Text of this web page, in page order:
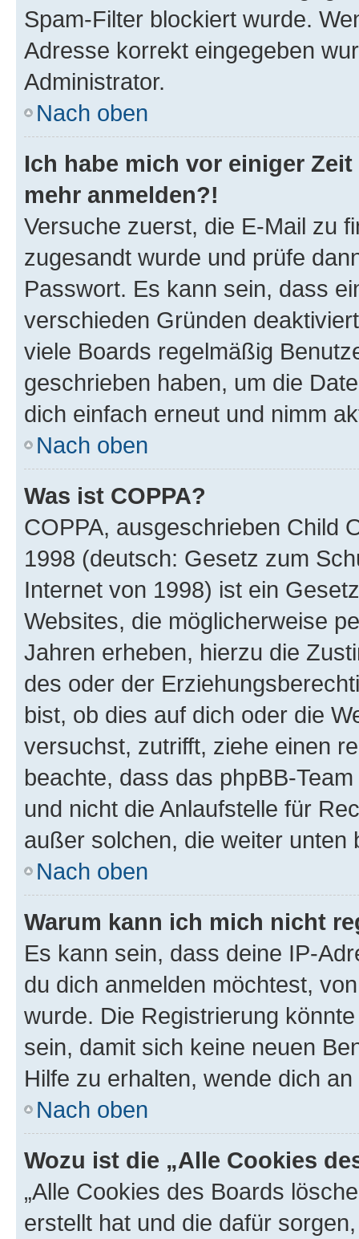
Spam-Filter blockiert wurde.
Adresse korrekt eingegeben
Administrator.
Nach oben
Ich habe mich vor einiger
mehr anmelden?!
Versuche zuerst, die E-Mail zu
zugesandt wurde und prüfe
Passwort. Es kann sein, dass
verschieden Gründen
viele Boards regelmäßig
geschrieben haben, um die
dich einfach erneut und nimm
Nach oben
Was ist COPPA?
COPPA, ausgeschrieben Child
1998 (deutsch: Gesetz zum
Internet von 1998) ist ein
Websites, die möglicherweise
Jahren erheben, hierzu die
des oder der
bist, ob dies auf dich oder die
versuchst, zutrifft, ziehe einen
beachte, dass das phpBB-
und nicht die Anlaufstelle für
außer solchen, die weiter unten
Nach oben
Warum kann ich mich nicht
Es kann sein, dass deine IP-
du dich anmelden möchtest,
wurde. Die Registrierung
sein, damit sich keine neuen
Hilfe zu erhalten, wende dich
Nach oben
Wozu ist die „Alle Cookies
„Alle Cookies des Boards
erstellt hat und die dafür